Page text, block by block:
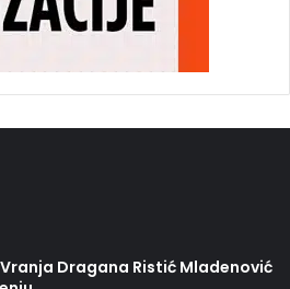
Dragana Ristić Mladenović